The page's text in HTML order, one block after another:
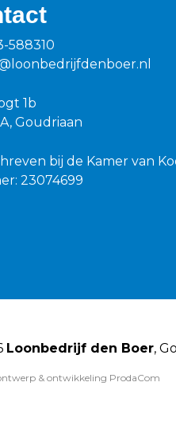
588310
1b
Goudriaan
bij de Kamer van
23074699
Loonbedrijf den Boer,
& ontwikkeling ProdaCom